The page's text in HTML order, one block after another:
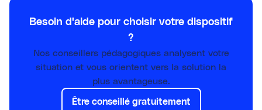
Besoin d'aide pour choisir votre dispositif
?
Nos conseillers pédagogiques analysent votre
situation et vous orientent vers la solution la
plus avantageuse.
Être conseillé gratuitement